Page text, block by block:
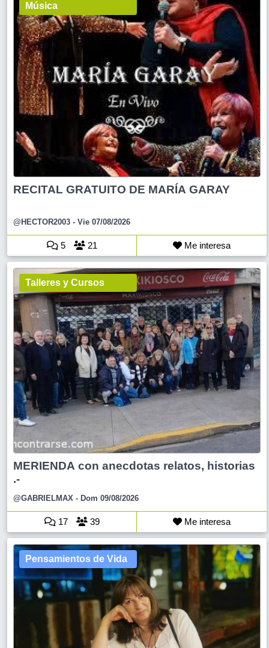
Música
RECITAL GRATUITO DE MARÍA GARAY
@HECTOR2003 - Vie 07/08/2026
5 21 Me interesa
Talleres y Cursos
MERIENDA con anecdotas relatos, historias
.-
@GABRIELMAX - Dom 09/08/2026
17 39 Me interesa
Pensamientos de Vida